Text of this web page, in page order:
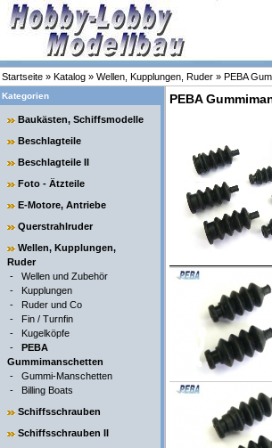
Startseite » Katalog » Wellen, Kupplungen, Ruder » PEBA
Kategorien
Baukästen, Schiffsmodelle
Beschlagteile
Beschlagteile II
Foto - Ätzteile
E-Motore, Antriebe
Querstrahlruder
Wellen, Kupplungen,
Ruder
- Wellen und Zubehör
- Kupplungen
- Ruder und Co
- Fin / Turnfin
- Kugelköpfe
- PEBA
Gummimanschetten
- Gummi-Manschetten
- Billing Boats
Schiffsschrauben
Schiffsschrauben II
PEBA